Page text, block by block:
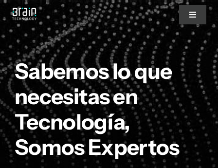
Saltar
al
contenido
Toggle
Nosotros
Servicios
Partners
Clientes
Sabemos lo que
necesitas en
Tecnología,
Somos Expertos